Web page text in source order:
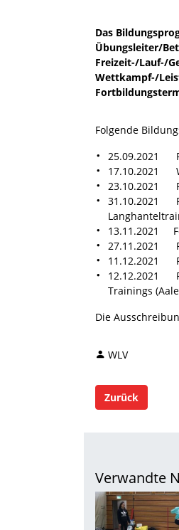
Das
Übungsleiter/
Freizeit-/Lauf-/
Wettkampf-/
Folgende
25.09.2021
17.10.2021
23.10.2021
31.10.2021
13.11.2021
27.11.2021
11.12.2021
12.12.2021
Trainings
Die
WLV
Zurück
Verwandte